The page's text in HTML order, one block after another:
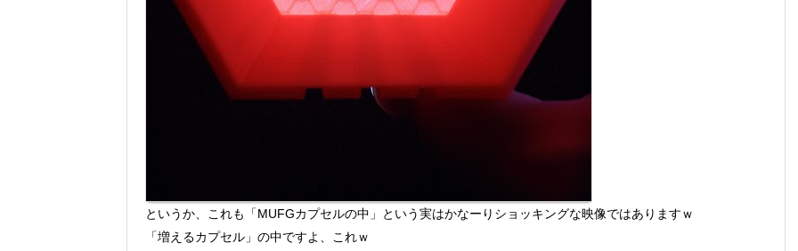
というか、これも「MUFGカプセルの中」という実はかなーりショッキングな映像ではありますｗ
「増えるカプセル」の中ですよ、これｗ